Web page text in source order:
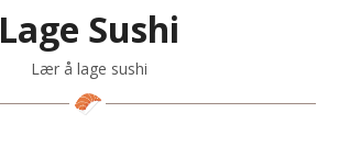
Lage Sushi
Lær å lage sushi